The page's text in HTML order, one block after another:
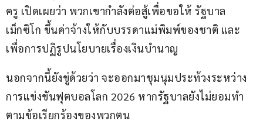
ครู เปิดเผยว่า พวกเขากำลังต่อสู้เพื่อขอให้ รัฐบาล
เม็กซิโก ขึ้นค่าจ้างให้กับบรรดาแม่พิมพ์ของชาติ และ
เพื่อการปฏิรูปนโยบายเรื่องเงินบำนาญ
นอกจากนี้ยังขู่ด้วยว่า จะออกมาชุมนุมประท้วงระหว่าง
การแข่งขันฟุตบอลโลก 2026 หากรัฐบาลยังไม่ยอมทำ
ตามข้อเรียกร้องของพวกตน